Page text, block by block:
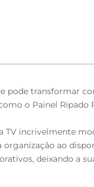
pode transformar
o Painel Ripado
incrivelmente
ao
deixando a